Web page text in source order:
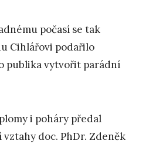
počasí se tak
Cihlářovi podařilo
publika vytvořit parádní
i poháry předal
doc. PhDr. Zdeněk